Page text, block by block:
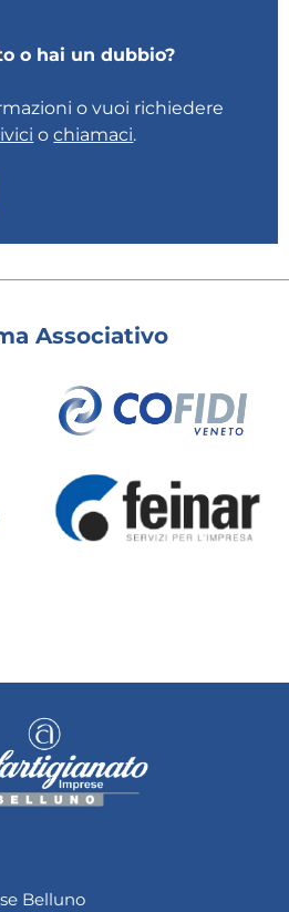
o hai un dubbio?
o vuoi richiedere
ochiamaci.
Associativo
Belluno